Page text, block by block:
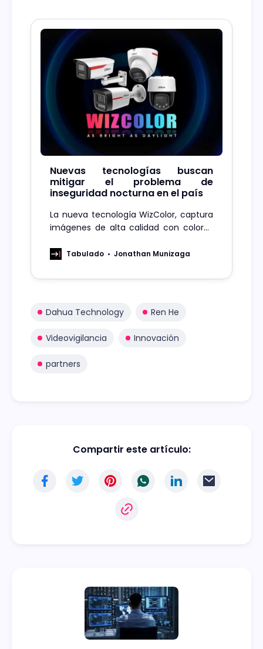
Nuevas tecnologías buscan
mitigar el problema de
inseguridad nocturna en el país
La nueva tecnología WizColor, captura
imágenes de alta calidad con colores
como si fuera de día.
Tabulado Jonathan Munizaga
Dahua Technology Ren He
Videovigilancia Innovación
partners
Compartir este artículo: